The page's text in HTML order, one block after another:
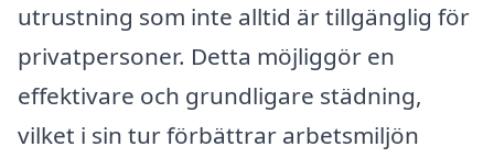
utrustning som inte alltid är tillgänglig för
privatpersoner. Detta möjliggör en
effektivare och grundligare städning,
vilket i sin tur förbättrar arbetsmiljön